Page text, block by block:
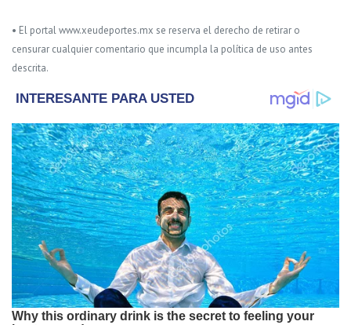
• El portal www.xeudeportes.mx se reserva el derecho de retirar o
censurar cualquier comentario que incumpla la política de uso antes
descrita.